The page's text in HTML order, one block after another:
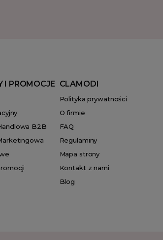
I PROMOCJE
B2B
CLAMODI
Polityka prywatności
O firmie
FAQ
Regulaminy
Mapa strony
Kontakt z nami
Blog